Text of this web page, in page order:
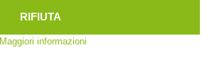
RIFIUTA
Maggiori informazioni